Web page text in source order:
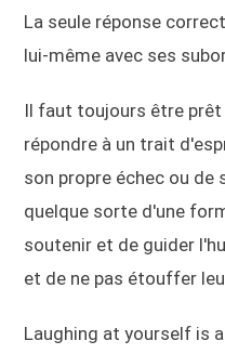
La seule réponse
lui-même avec ses
Il faut toujours être prêt
répondre à un trait
son propre échec ou de
quelque sorte d'une
soutenir et de guider
et de ne pas étouffer
Laughing at yourself is